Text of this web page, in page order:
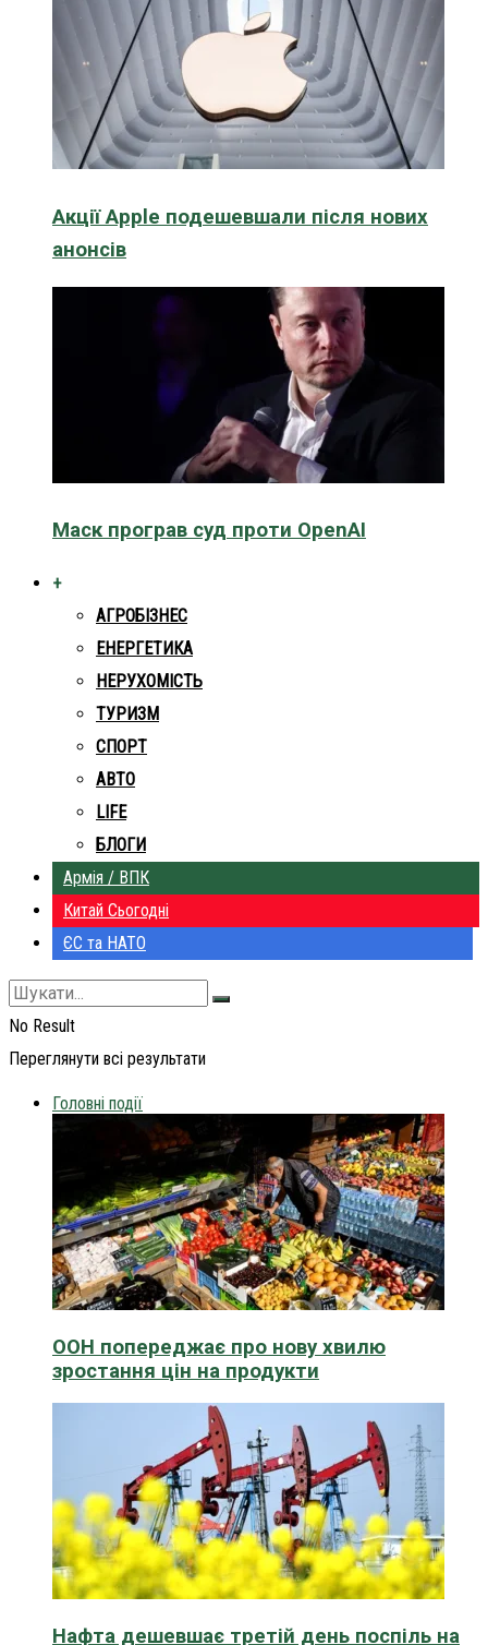
Акції Apple подешевшали після нових
анонсів
Маск програв суд проти OpenAI
+
АГРОБІЗНЕС
ЕНЕРГЕТИКА
НЕРУХОМІСТЬ
ТУРИЗМ
СПОРТ
АВТО
LIFE
БЛОГИ
Армія / ВПК
Китай Сьогодні
ЄС та НАТО
No Result
Переглянути всі результати
Головні події
ООН попереджає про нову хвилю
зростання цін на продукти
Нафта дешевшає третій день поспіль на